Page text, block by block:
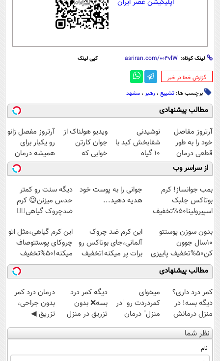
لینک کوتاه: کپی لینک
‌گزارش خطا در خبر
برچسب ها: تشییع ، رهبر ، مشهد
مطالب پیشنهادی
آرتروز مفاصل
خود را به طور
قطعی درمان
کنید!
◗پرسش‌نامه◖
نوشیدنی
شفابخش کبد با
10 گیاه
موثر(تخفیف تا
امشب)
ویدیو هولناک از
جوان کارتن
خوابی که
میلیاردر شد.
آموزش رایگان
آرتروز مفصل زانو
رو یکبار برای
همیشه درمان
کن!
◗پرسش‌نامه◖
از سراسر وب
بمب جوانساز! کرم
بوتاکس جلبک
اسپیرولینا50%تخفیف
جوانی را به پوست خود
هدیه دهید...
دیگه سنت رو کمتر
حدس میزنن😉 کرم
ضدچروک گیاهی👈🏻
بدون سوزن پوستتو
10سال جوون
کن50%تخفیف پاییزی
این کرم ضد چروک
آلمانی،جای بوتاکس رو
برات پر میکنه!تخفیف
تا امشب
این کرم گیاهی،مثل اتو
چروکای پوستتوصاف
میکنه!50%تخفیف
مطالب پیشنهادی
کمر درد داری؟
دیگه بسه! در
منزل درمانش
کن
(◀پرسش‌نامه)
میخوای
کمردردت رو "در
منزل" درمان
کنی؟ (◂فیلم +
دیگه کمر درد
بسه❌ بدون
تزریق در منزل
درمانش کن✅
درمان درد کمر
بدون جراحی،
تزریق ◀
پرسش‌نامه رو پر
نظر شما
نام